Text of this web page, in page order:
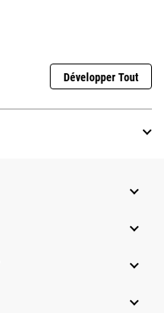
Développer Tout